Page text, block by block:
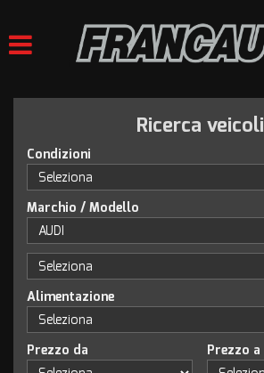
VALUTAZIONE USATO
ASSISTENZA
CONTATTI
Ricerca veicoli
Condizioni
Marchio / Modello
Alimentazione
Prezzo da Prezzo a